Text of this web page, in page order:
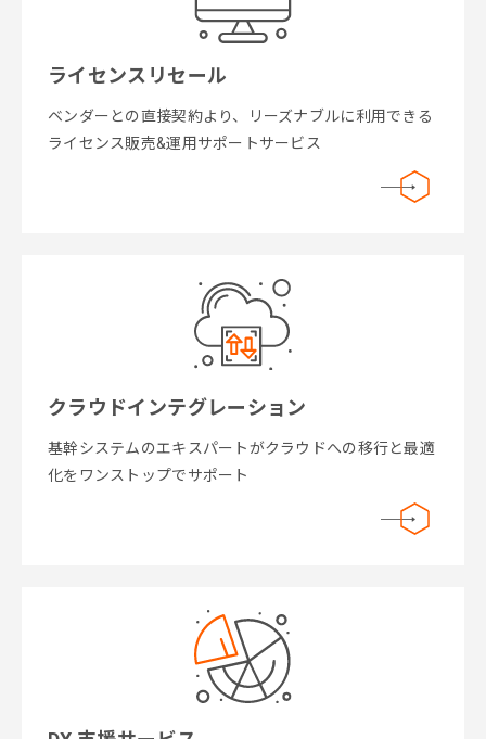
ライセンスリセール
ベンダーとの直接契約より、リーズナブルに利用できる
ライセンス販売&運用サポートサービス
クラウドインテグレーション
基幹システムのエキスパートがクラウドへの移行と最適
化をワンストップでサポート